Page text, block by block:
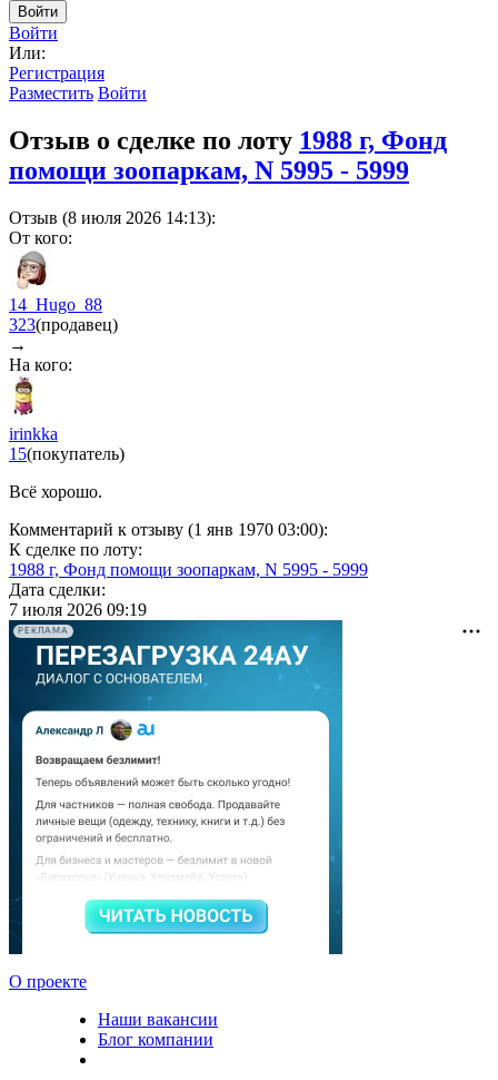
Войти
Войти
Или:
Регистрация
Разместить Войти
Отзыв о сделке по лоту 1988 г, Фонд
помощи зоопаркам, N 5995 - 5999
Отзыв (8 июля 2026 14:13):
От кого:
14_Hugo_88
323(продавец)
→
На кого:
irinkka
15(покупатель)
Всё хорошо.
Комментарий к отзыву (1 янв 1970 03:00):
К сделке по лоту:
1988 г, Фонд помощи зоопаркам, N 5995 - 5999
Дата сделки:
7 июля 2026 09:19
РЕКЛАМА
О проекте
Наши вакансии
Блог компании